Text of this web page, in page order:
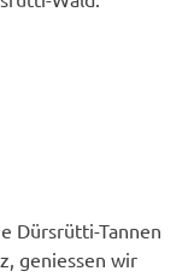
Dürsrütti-Tannen
geniessen wir